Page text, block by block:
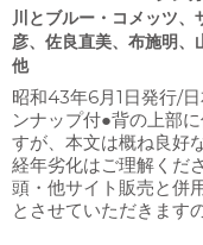
川とブルー・コメッツ
彦、佐良直美、布施明
他
昭和43年6月1日発行/
ンナップ付●背の上部
すが、本文は概ね良好
経年劣化はご理解くだ
頭・他サイト販売と併
とさせていただきます